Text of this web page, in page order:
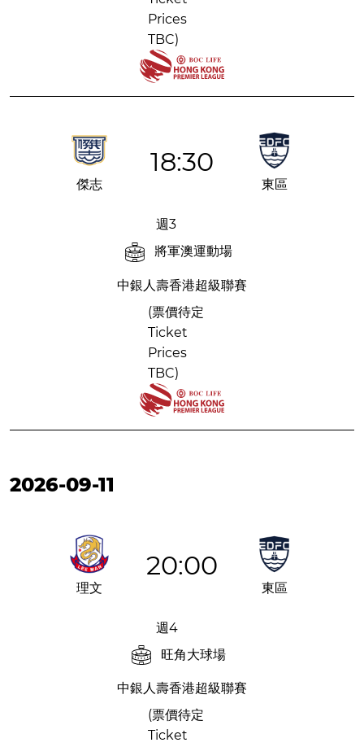
Prices
TBC)
18:30
傑志 東區
週3
將軍澳運動場
中銀人壽香港超級聯賽
(票價待定
Ticket
Prices
TBC)
2026-09-11
20:00
理文 東區
週4
旺角大球場
中銀人壽香港超級聯賽
(票價待定
Ticket